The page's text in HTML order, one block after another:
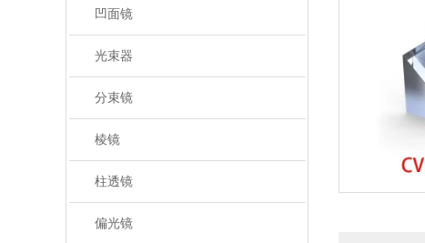
凹面镜
光束器
分束镜
棱镜
柱透镜
偏光镜